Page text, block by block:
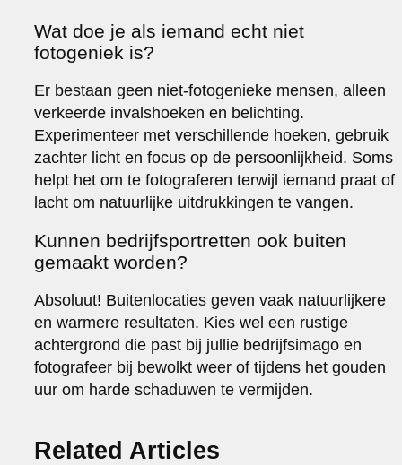
Wat doe je als iemand echt niet
fotogeniek is?
Er bestaan geen niet-fotogenieke mensen, alleen
verkeerde invalshoeken en belichting.
Experimenteer met verschillende hoeken, gebruik
zachter licht en focus op de persoonlijkheid. Soms
helpt het om te fotograferen terwijl iemand praat of
lacht om natuurlijke uitdrukkingen te vangen.
Kunnen bedrijfsportretten ook buiten
gemaakt worden?
Absoluut! Buitenlocaties geven vaak natuurlijkere
en warmere resultaten. Kies wel een rustige
achtergrond die past bij jullie bedrijfsimago en
fotografeer bij bewolkt weer of tijdens het gouden
uur om harde schaduwen te vermijden.
Related Articles